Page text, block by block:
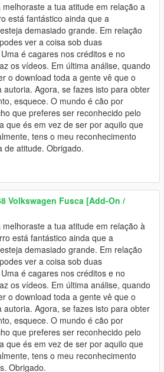
melhoraste a tua atitude em relação a
está fantástico ainda que a
demasiado grande. Em relação
ver a coisa sob duas
é cagares nos créditos e no
os vídeos. Em última análise, quando
o download toda a gente vê que o
autoria. Agora, se fazes isto para obter
esquece. O mundo é cão por
que preferes ser reconhecido pelo
que és em vez de ser por aquilo que
tens o meu reconhecimento
de atitude. Obrigado.
Volkswagen Fusca [Add-On /
melhoraste a tua atitude em relação à
está fantástico ainda que a
demasiado grande. Em relação
ver a coisa sob duas
é cagares nos créditos e no
os vídeos. Em última análise, quando
o download toda a gente vê que o
autoria. Agora, se fazes isto para obter
esquece. O mundo é cão por
que preferes ser reconhecido pelo
que és em vez de ser por aquilo que
tens o meu reconhecimento
Obrigado.